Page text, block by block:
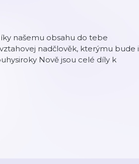
našemu obsahu do tebe
nadčlověk, kterýmu bude i
Nově jsou celé díly k